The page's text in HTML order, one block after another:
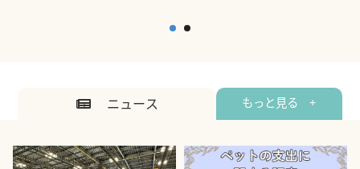
ニュース もっと見る +